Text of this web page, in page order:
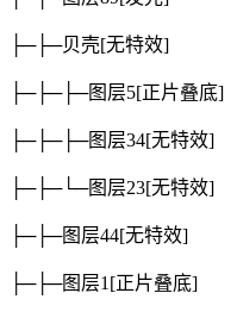
├─├─贝壳[无特效]
├─├─├─图层5[正片叠底]
├─├─├─图层34[无特效]
├─├─└─图层23[无特效]
├─├─图层44[无特效]
├─├─图层1 [正片叠底]